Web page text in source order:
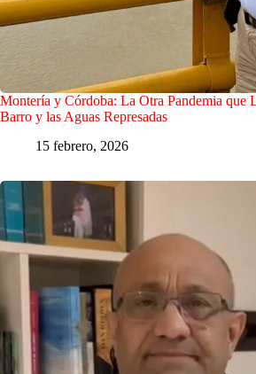
Montería y Córdoba: La Otra Pandemia que
Barro y las Aguas Represadas
15 febrero, 2026